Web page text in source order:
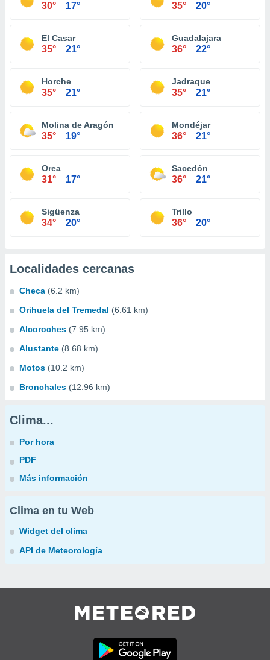
30° 17° 35° 20°
El Casar
35° 21°
Guadalajara
36° 22°
Horche
35° 21°
Jadraque
35° 21°
Molina de Aragón
35° 19°
Mondéjar
36° 21°
Orea
31° 17°
Sacedón
36° 21°
Sigüenza
34° 20°
Trillo
36° 20°
Localidades cercanas
Checa (6.2 km)
Orihuela del Tremedal (6.61 km)
Alcoroches (7.95 km)
Alustante (8.68 km)
Motos (10.2 km)
Bronchales (12.96 km)
Clima...
Por hora
PDF
Más información
Clima en tu Web
Widget del clima
API de Meteorología